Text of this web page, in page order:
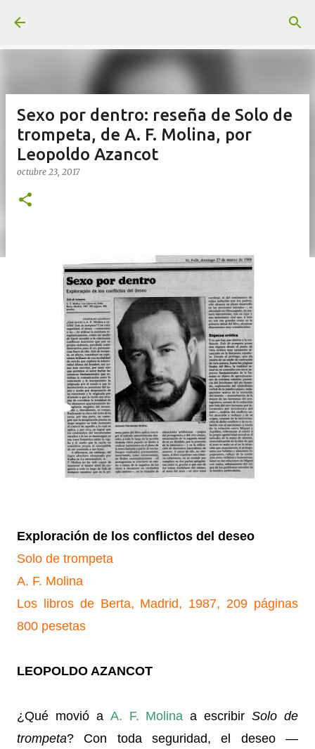
Sexo por dentro: reseña de Solo de
trompeta, de A. F. Molina, por
Leopoldo Azancot
octubre 23, 2017
Exploración de los conflictos del deseo
Solo de trompeta
A. F. Molina
Los libros de Berta, Madrid, 1987, 209 páginas
800 pesetas
LEOPOLDO AZANCOT
¿Qué movió a A. F. Molina a escribirSolo de
trompeta? Con toda seguridad, el deseo —